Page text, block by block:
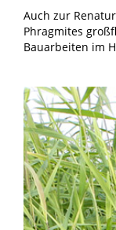
Auch zur
Phragmites
Bauarbeiten im